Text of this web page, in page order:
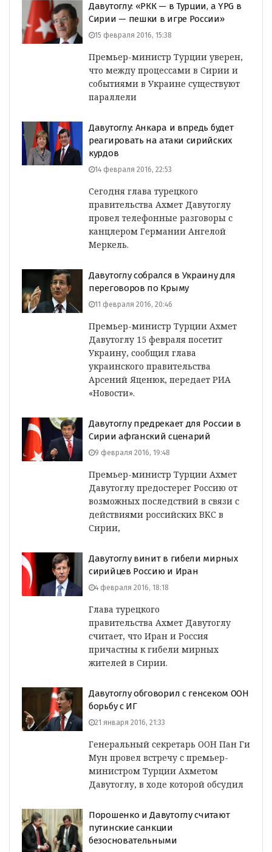
Давутоглу: «РКК — в Турции, а YPG в
Сирии — пешки в игре России»
15 февраля 2016, 15:38
Премьер-министр Турции уверен,
что между процессами в Сирии и
событиями в Украине существуют
параллели
Давутоглу: Анкара и впредь будет
реагировать на атаки сирийских
курдов
14 февраля 2016, 22:53
Сегодня глава турецкого
правительства Ахмет Давутоглу
провел телефонные разговоры с
канцлером Германии Ангелой
Меркель.
Давутоглу собрался в Украину для
переговоров по Крыму
11 февраля 2016, 20:46
Премьер-министр Турции Ахмет
Давутоглу 15 февраля посетит
Украину, сообщил глава
украинского правительства
Арсений Яценюк, передает РИА
«Новости».
Давутоглу предрекает для России в
Сирии афганский сценарий
9 февраля 2016, 19:48
Премьер-министр Турции Ахмет
Давутоглу предостерег Россию от
возможных последствий в связи с
действиями российских ВКС в
Сирии,
Давутоглу винит в гибели мирных
сирийцев Россию и Иран
4 февраля 2016, 18:18
Глава турецкого
правительства Ахмет Давутоглу
считает, что Иран и Россия
причастны к гибели мирных
жителей в Сирии.
Давутоглу обговорил с генсеком ООН
борьбу с ИГ
21 января 2016, 21:33
Генеральный секретарь ООН Пан Ги
Мун провел встречу с премьер-
министром Турции Ахметом
Давутоглу, в ходе которой обсудил
Порошенко и Давутоглу считают
путинские санкции
безосновательными